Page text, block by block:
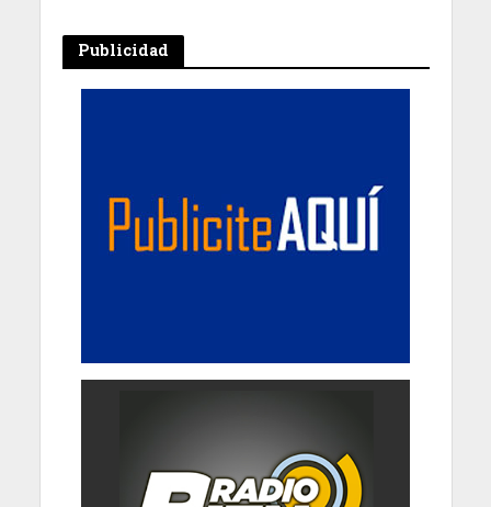
Publicidad